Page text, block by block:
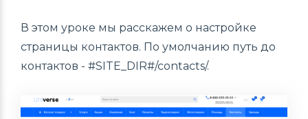
В этом уроке мы расскажем о настройке
страницы контактов. По умолчанию путь до
контактов - #SITE_DIR#/contacts/.